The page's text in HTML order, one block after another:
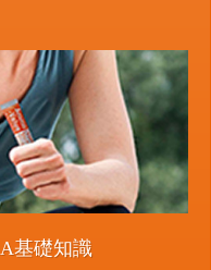
基礎知識